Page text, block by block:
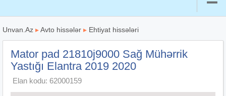
Unvan.Az ▸Avto hissələr ▸ Ehtiyat hissələri
Mator pad 21810j9000 Sağ Mühərrik
Yastığı Elantra 2019 2020
Elan kodu: 62000159